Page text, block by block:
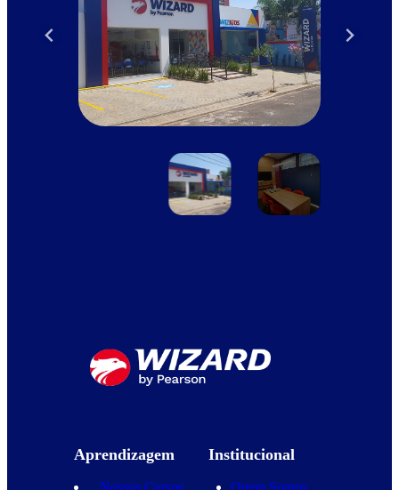
Aprendizagem
Nossos Cursos
Institucional
Quem Somos